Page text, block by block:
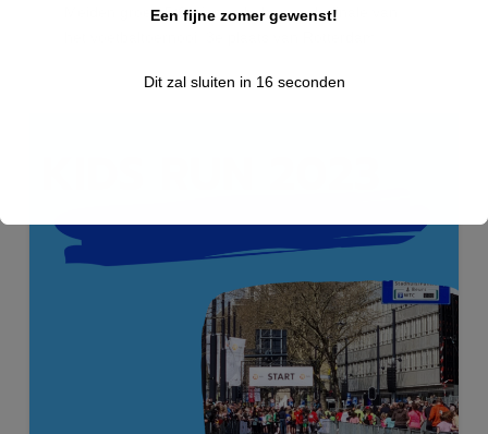
Meiden groep 5/6 winnen beker op de finale van
Een fijne zomer gewenst!
Dit zal sluiten in 15seconden